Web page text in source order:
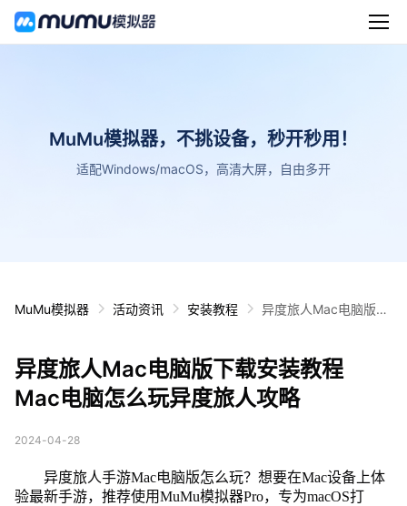
MuMu模拟器，不挑设备，秒开秒用！
适配Windows/macOS，高清大屏，自由多开
MuMu模拟器 活动资讯 安装教程
异度旅人Mac电脑版下
异度旅人Mac电脑版下载安装教程
Mac电脑怎么玩异度旅人攻略
2024-04-28
异度旅人手游Mac电脑版怎么玩？想要在Mac设备上体
验最新手游，推荐使用MuMu模拟器Pro，专为macOS打